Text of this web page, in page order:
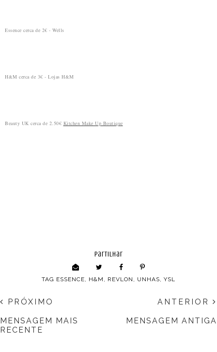
Essence cerca de 2€ - Wells
H&M cerca de 3€ - Lojas H&M
Beauty UK cerca de 2.50€ Kitchen Make Up Boutique
partilhar
TAG ESSENCE H&M REVLON UNHAS YSL
ANTERIOR
MENSAGEM ANTIGA
PRÓXIMO
MENSAGEM MAIS
RECENTE